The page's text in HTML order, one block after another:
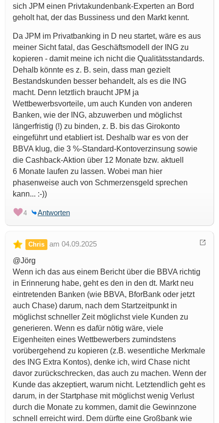
sich JPM einen Privtakundenbank-Experten an Bord
geholt hat, der das Bussiness und den Markt kennt.
Da JPM im Privatbanking in D neu startet, wäre es aus
meiner Sicht fatal, das Geschäftsmodell der ING zu
kopieren - damit meine ich nicht die Qualitätsstandards.
Dehalb könnte es z. B. sein, dass man gezielt
Bestandskunden besser behandelt, als es die ING
macht. Denn letztlich braucht JPM ja
Wettbewerbsvorteile, um auch Kunden von anderen
Banken, wie der ING, abzuwerben und möglichst
längerfristig (!) zu binden, z. B. bis das Girokonto
eingeführt und etabliert ist. Deshalb war es von der
BBVA klug, die 3 %-Standard-Kontoverzinsung sowie
die Cashback-Aktion über 12 Monate bzw. aktuell
6 Monate laufen zu lassen. Wobei man hier
phasenweise auch von Schmerzensgeld sprechen
kann... :-))
4 Antworten
Chris
am 04.09.2025
@Jörg
Wenn ich das aus einem Bericht über die BBVA richtig
in Erinnerung habe, geht es den in den dt. Markt neu
eintretenden Banken (wie BBVA, BforBank oder jetzt
auch Chase) darum, nach dem Startzeitpunkt in
möglichst schneller Zeit möglichst viele Kunden zu
generieren. Wenn es dafür nötig wäre, viele
Eigenheiten eines Wettbewerbers zumindstens
vorübergehend zu kopieren (z.B. wesentliche Merkmale
des ING Extra Kontos), denke ich, wird Chase nicht
davor zurückschrecken, das auch zu machen. Wenn der
Kunde das akzeptiert, warum nicht. Letztendlich geht es
darum, in der Startphase mit möglichst wenig Verlust
durch die Monate zu kommen, damit die Gewinnzone
schnell erreicht wird. Dem dürfte eine Großbank wie